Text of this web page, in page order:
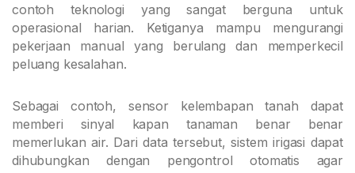
contoh teknologi yang sangat berguna untuk
operasional harian. Ketiganya mampu mengurangi
pekerjaan manual yang berulang dan memperkecil
peluang kesalahan.
Sebagai contoh, sensor kelembapan tanah dapat
memberi sinyal kapan tanaman benar benar
memerlukan air. Dari data tersebut, sistem irigasi dapat
dihubungkan dengan pengontrol otomatis agar